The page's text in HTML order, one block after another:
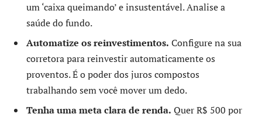
um ‘caixa queimando’ e insustentável. Analise a
saúde do fundo.
Automatize os reinvestimentos. Configure na sua
corretora para reinvestir automaticamente os
proventos. É o poder dos juros compostos
trabalhando sem você mover um dedo.
Tenha uma meta clara de renda. Quer R$ 500 por